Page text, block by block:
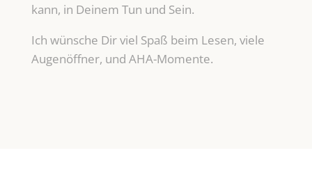
kann, in Deinem Tun und Sein.
Ich wünsche Dir viel Spaß beim Lesen, viele
Augenöffner, und AHA-Momente.